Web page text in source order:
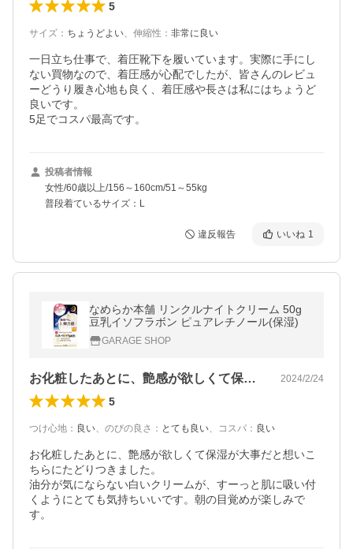
5
サイズ ： ちょうどよい、 伸縮性 ： 非常に良い
一日立ち仕事で、着圧靴下を履いています。実際に手にし
ない買物なので、着圧感が心配でしたが、皆さんのレビュ
ーどうり履き心地も良く、着圧感や長さは私にはちょうど
良いです。
5足でコスパ最高です。
投稿者情報
女性/60歳以上/156～160cm/51～55kg
普段着ているサイズ：L
違反報告 いいね 1
なめらか本舗 リンクルナイトクリーム 50g
豆乳イソフラボン ピュアレチノール(保湿)
GARAGE SHOP
お化粧したあとに、艶感が欲しくて保湿が… 2024/2/24
5
つけ心地 ： 良い、 のびの良さ ： とても良い、 コスパ ： 良い
お化粧したあとに、艶感が欲しくて保湿が大事だと想いこ
ちらにたどりつきました。
油分が気にならない白いクリームが、すーっと肌に吸い付
くようにとても気持ちいいです。朝の目覚めが楽しみで
す。